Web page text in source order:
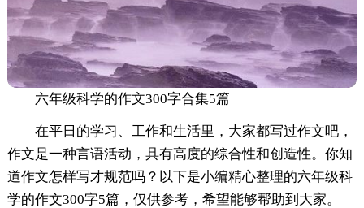
六年级科学的作文300字合集5篇
在平日的学习、工作和生活里，大家都写过作文吧，
作文是一种言语活动，具有高度的综合性和创造性。你知
道作文怎样写才规范吗？以下是小编精心整理的六年级科
学的作文300字5篇，仅供参考，希望能够帮助到大家。